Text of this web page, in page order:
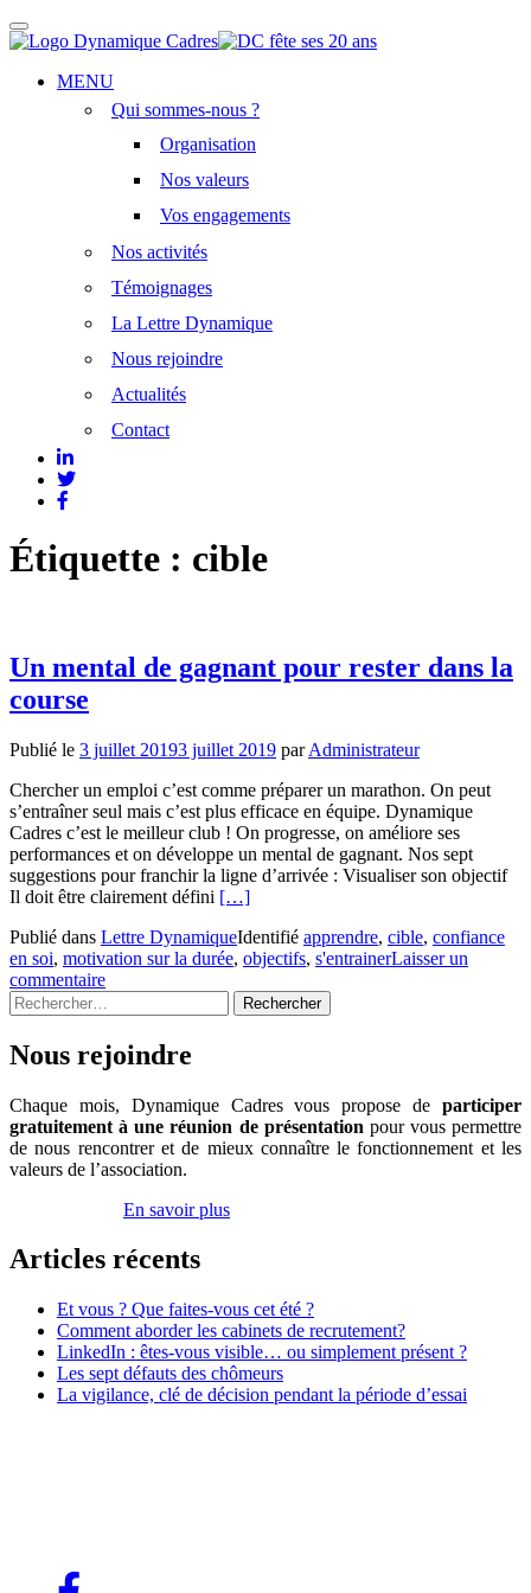
Afficher/masquer
la
Aller
MENU
Qui sommes-nous ?
Organisation
Nos valeurs
Vos engagements
Nos activités
Témoignages
La Lettre Dynamique
Nous rejoindre
Actualités
Contact
Étiquette : cible
Un mental de gagnant pour rester dans la
course
Publié le 3 juillet 20193 juillet 2019 parAdministrateur
Chercher un emploi c’est comme préparer un marathon. On peut
s’entraîner seul mais c’est plus efficace en équipe. Dynamique
Cadres c’est le meilleur club ! On progresse, on améliore ses
performances et on développe un mental de gagnant. Nos sept
suggestions pour franchir la ligne d’arrivée : Visualiser son objectif
Il doit être clairement défini En
plus
surUn
la
course
[…]
Publié dans Lettre DynamiqueIdentifié apprendre, cible, confiance
en soi, motivation sur la durée, objectifs, s'entrainerLaisser un
commentaire
Rechercher :
Nous rejoindre
Chaque mois, Dynamique Cadres vous propose de participer
gratuitement à une réunion de présentation pour vous permettre
de nous rencontrer et de mieux connaître le fonctionnement et les
valeurs de l’association.
En savoir plus
Articles récents
Et vous ? Que faites-vous cet été ?
Comment aborder les cabinets de recrutement?
LinkedIn : êtes-vous visible… ou simplement présent ?
Les sept défauts des chômeurs
La vigilance, clé de décision pendant la période d’essai
Lien